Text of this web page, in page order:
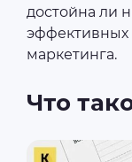
достойна ли
эффективных
маркетинга.
Что